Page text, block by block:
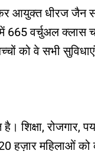
आयुक्त धीरज जैन
665 वर्चुअल क्लास
को वे सभी
शिक्षा, रोजगार,
हज़ार महिलाओं